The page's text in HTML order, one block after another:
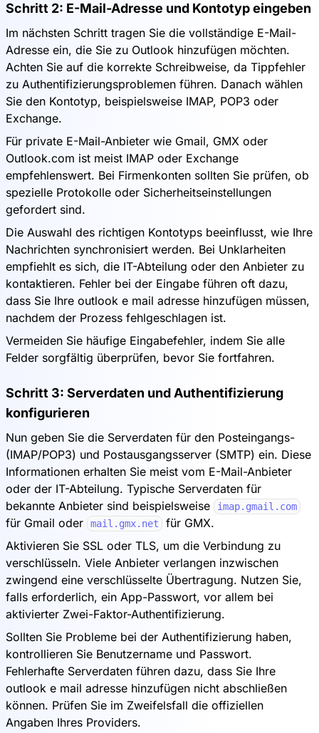
Schritt 2: E-Mail-Adresse und Kontotyp eingeben
Im nächsten Schritt tragen Sie die vollständige E-Mail-
Adresse ein, die Sie zu Outlook hinzufügen möchten.
Achten Sie auf die korrekte Schreibweise, da Tippfehler
zu Authentifizierungsproblemen führen. Danach wählen
Sie den Kontotyp, beispielsweise IMAP, POP3 oder
Exchange.
Für private E-Mail-Anbieter wie Gmail, GMX oder
Outlook.com ist meist IMAP oder Exchange
empfehlenswert. Bei Firmenkonten sollten Sie prüfen, ob
spezielle Protokolle oder Sicherheitseinstellungen
gefordert sind.
Die Auswahl des richtigen Kontotyps beeinflusst, wie Ihre
Nachrichten synchronisiert werden. Bei Unklarheiten
empfiehlt es sich, die IT-Abteilung oder den Anbieter zu
kontaktieren. Fehler bei der Eingabe führen oft dazu,
dass Sie Ihre outlook e mail adresse hinzufügen müssen,
nachdem der Prozess fehlgeschlagen ist.
Vermeiden Sie häufige Eingabefehler, indem Sie alle
Felder sorgfältig überprüfen, bevor Sie fortfahren.
Schritt 3: Serverdaten und Authentifizierung
konfigurieren
Nun geben Sie die Serverdaten für den Posteingangs-
(IMAP/POP3) und Postausgangsserver (SMTP) ein. Diese
Informationen erhalten Sie meist vom E-Mail-Anbieter
oder der IT-Abteilung. Typische Serverdaten für
bekannte Anbieter sind beispielsweise
imap.gmail.com
für Gmail oder mail.gmx.net
für GMX.
Aktivieren Sie SSL oder TLS, um die Verbindung zu
verschlüsseln. Viele Anbieter verlangen inzwischen
zwingend eine verschlüsselte Übertragung. Nutzen Sie,
falls erforderlich, ein App-Passwort, vor allem bei
aktivierter Zwei-Faktor-Authentifizierung.
Sollten Sie Probleme bei der Authentifizierung haben,
kontrollieren Sie Benutzername und Passwort.
Fehlerhafte Serverdaten führen dazu, dass Sie Ihre
outlook e mail adresse hinzufügen nicht abschließen
können. Prüfen Sie im Zweifelsfall die offiziellen
Angaben Ihres Providers.